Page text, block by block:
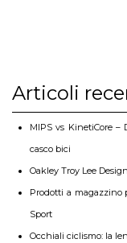
Articoli
MIPS vs KinetiCore –
casco bici
Oakley Troy Lee
Prodotti a magazzino
Sport
Occhiali ciclismo: la